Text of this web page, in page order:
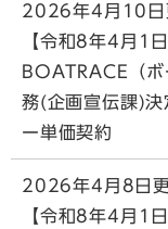
2026年4月10日
【令和8年4月1
BOATRACE（ボ
務(企画宣伝課)決
ー単価契約
2026年4月8日
【令和8年4月1